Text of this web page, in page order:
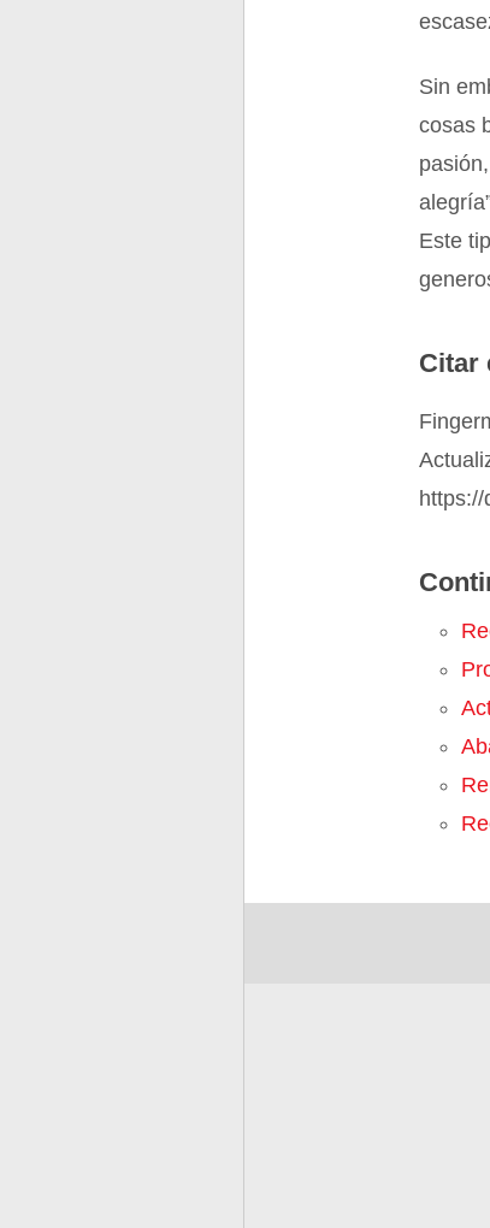
Sin
cosas
Este
Citar